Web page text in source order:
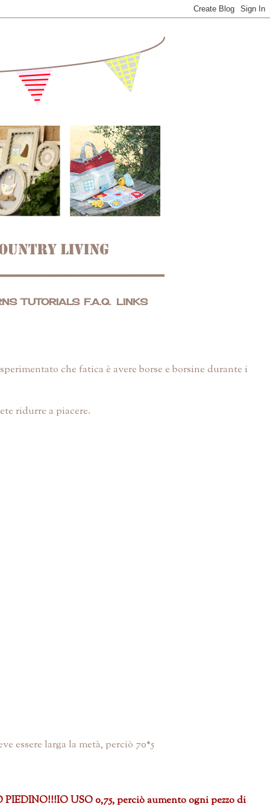
TUTORIALS F.A.Q. LINKS
che fatica è avere borse e borsine durante i
ridurre a piacere.
essere larga la metà, perciò 70*5
USO 0,75, perciò aumento ogni pezzo di